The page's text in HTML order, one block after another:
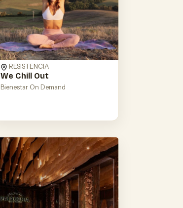
RESISTENCIA
We Chill Out
Bienestar On Demand